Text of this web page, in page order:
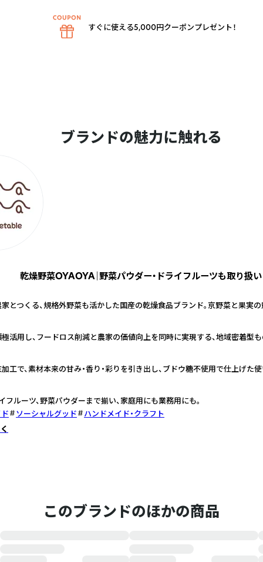
ブランドの魅力に触れる
乾燥野菜OYAOYA｜野菜パウダー・ドライフルーツも取り扱い
とつくる、規格外野菜も活かした国産の乾燥食品ブランド。京野菜と果実の
活用し、フードロス削減と農家の価値向上を同時に実現する、地域密着型も
工で、素材本来の甘み・香り・彩りを引き出し、ブドウ糖不使用で仕上げた
フルーツ、野菜パウダーまで揃い、家庭用にも業務用にも。
ソーシャルグッド
ハンドメイド・クラフト
このブランドのほかの商品
すぐに使える5,000円クーポンプレゼント！